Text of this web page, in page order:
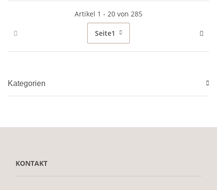
Artikel 1 - 20 von 285
Seite1
Kategorien
KONTAKT